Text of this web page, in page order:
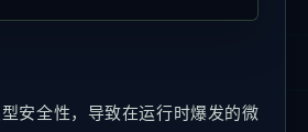
安全性，导致在运行时爆发的微